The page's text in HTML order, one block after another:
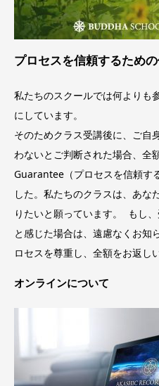
プロセスを信頼するための
私たちのスクールでは何よりも
にしています。
そのためクラス受講後に、ご自
わないとご判断された場合、全
Guarantee（プロセスを信頼す
した。私たちのクラスは、あな
りたいと願っています。 もし
と感じた場合は、遠慮なくお知
ロセスを尊重し、全額をお返し
オンラインについて